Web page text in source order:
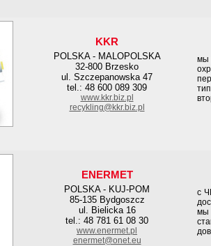
KKR
POLSKA - MALOPOLSKA
32-800 Brzesko
ul. Szczepanowska 47
tel.: 48 600 089 309
www.kkr.biz.pl
recykling@kkr.biz.pl
мы
ENERMET
POLSKA - KUJ-POM
85-135 Bydgoszcz
ul. Bielicka 16
tel.: 48 781 61 08 30
www.enermet.pl
enermet@onet.eu
с
мы